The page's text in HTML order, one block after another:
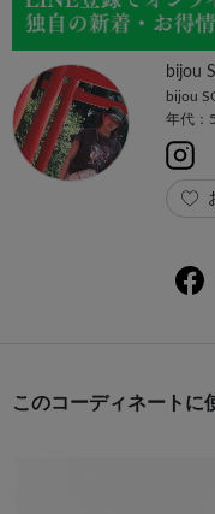
古賀
bijou
bijou
年代：
このコーディネートに